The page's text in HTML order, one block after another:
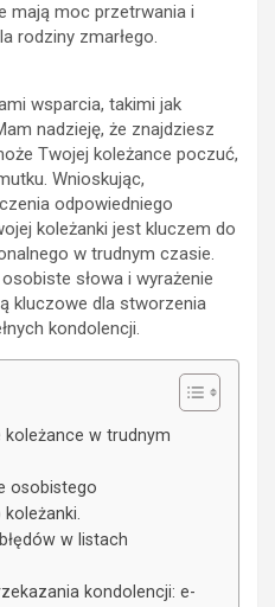
mają moc przetrwania i
rodziny zmarłego.
wsparcia, takimi jak
nadzieję, że znajdziesz
Twojej koleżance poczuć,
Wnioskując,
odpowiedniego
koleżanki jest kluczem do
w trudnym czasie.
słowa i wyrażenie
kluczowe dla stworzenia
kondolencji.
koleżance w trudnym
osobistego
w listach
kondolencji: e-